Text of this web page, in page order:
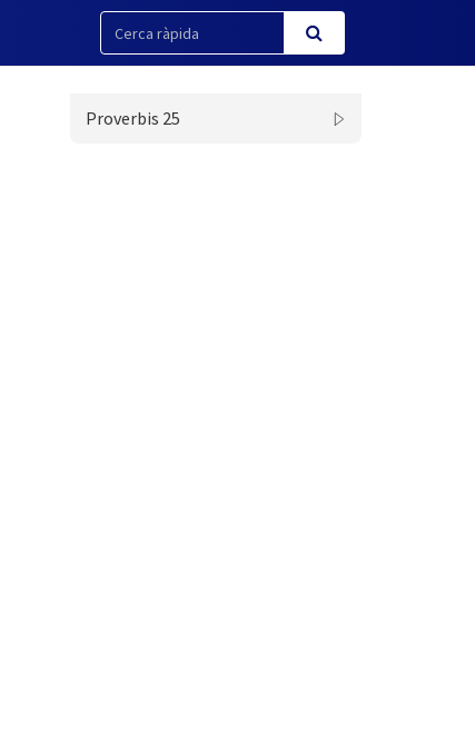
Proverbis 25